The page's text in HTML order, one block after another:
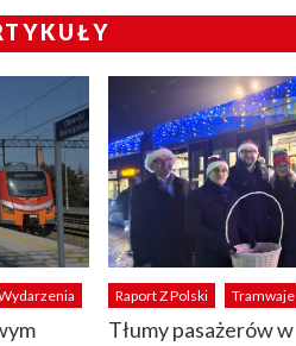
Raport Z Polski Tramwaje
Tłumy pasażerów w